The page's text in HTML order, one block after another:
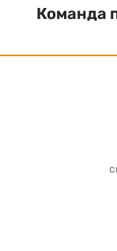
Команда